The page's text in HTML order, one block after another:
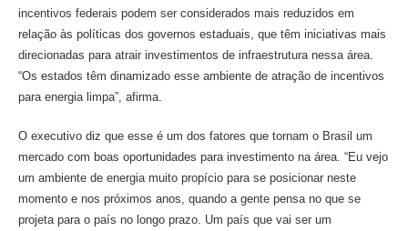
incentivos federais podem ser considerados mais reduzidos em
relação às políticas dos governos estaduais, que têm iniciativas mais
direcionadas para atrair investimentos de infraestrutura nessa área.
“Os estados têm dinamizado esse ambiente de atração de incentivos
para energia limpa”, afirma.
O executivo diz que esse é um dos fatores que tornam o Brasil um
mercado com boas oportunidades para investimento na área. “Eu vejo
um ambiente de energia muito propício para se posicionar neste
momento e nos próximos anos, quando a gente pensa no que se
projeta para o país no longo prazo. Um país que vai ser um